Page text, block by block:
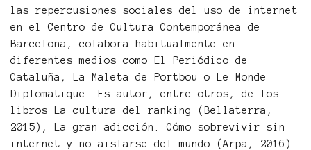
las repercusiones sociales del uso de internet
en el Centro de Cultura Contemporánea de
Barcelona, colabora habitualmente en
diferentes medios como El Periódico de
Cataluña, La Maleta de Portbou o Le Monde
Diplomatique. Es autor, entre otros, de los
libros La cultura del ranking (Bellaterra,
2015), La gran adicción. Cómo sobrevivir sin
internet y no aislarse del mundo (Arpa, 2016)